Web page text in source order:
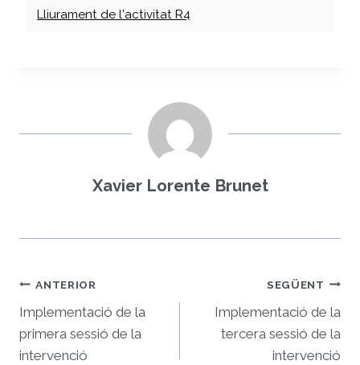
Lliurament de l'activitat R4
Xavier Lorente Brunet
Navegació
d'entrades
ANTERIOR
Implementació de la
primera sessió de la
intervenció
SEGÜENT
Implementació de la
tercera sessió de la
intervenció